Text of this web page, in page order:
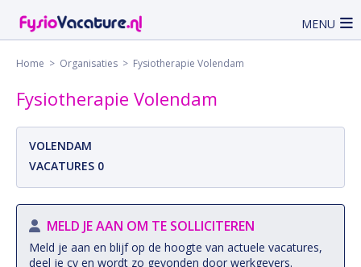
MENU
Home > Organisaties > Fysiotherapie Volendam
Fysiotherapie Volendam
VOLENDAM
VACATURES 0
MELD JE AAN OM TE SOLLICITEREN
Meld je aan en blijf op de hoogte van actuele vacatures,
deel je cv en wordt zo gevonden door werkgevers.